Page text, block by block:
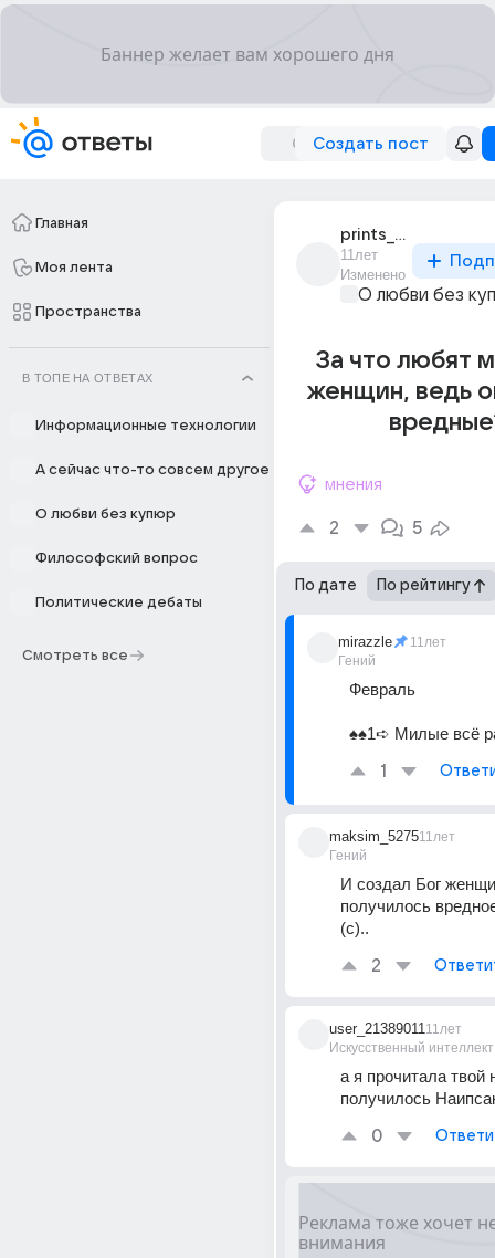
Создать пост
Главная
Моя лента
Пространства
В ТОПЕ НА ОТВЕТАХ
Информационные технологии
А сейчас что-то совсем другое
О любви без купюр
Философский вопрос
Политические дебаты
Смотреть все
prints_kaspian_8
11лет
Изменено
О любви без
За что любят
женщин, ведь
мнения
2 5
По дате По рейтингу
mirazzle
Гений
11лет
Февраль
♠♠1➪ Милые всё
1
maksim_5275
Гений
11лет
И создал Бог
получилось
(с)..
2
user_21389011
Искусственный интеллект
11лет
а я прочитала твой
получилось
0